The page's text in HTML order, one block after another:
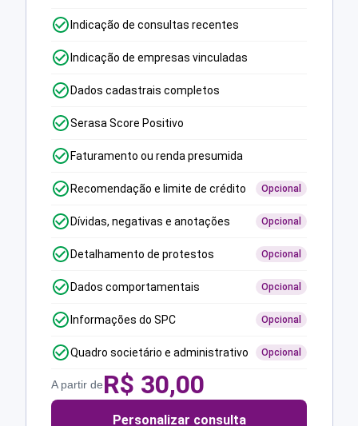
Indicação de consultas recentes
Indicação de empresas vinculadas
Dados cadastrais completos
Serasa Score Positivo
Faturamento ou renda presumida
Recomendação e limite de crédito Opcional
Dívidas, negativas e anotações Opcional
Detalhamento de protestos Opcional
Dados comportamentais Opcional
Informações do SPC Opcional
Quadro societário e administrativo Opcional
A partir deR$ 30,00
Personalizar consulta